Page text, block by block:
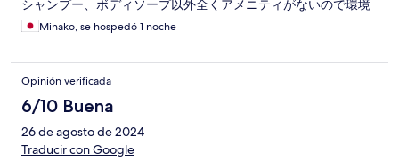
シャンプー、ボディソープ以外全くアメニティがないので環境
には優しいです！
Minako, se hospedó 1 noche
Opinión verificada
6/10 Buena
26 de agosto de 2024
Traducir con Google